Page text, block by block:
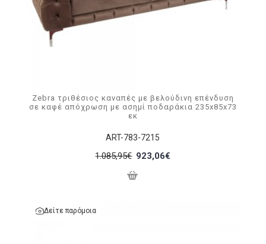
ART-783-7215
Zebra τριθέσιος καναπές με βελούδινη επένδυση
σε καφέ απόχρωση με ασημί ποδαράκια 235x85x73
εκ
1.085,95€ 923,06€
Δείτε παρόμοια